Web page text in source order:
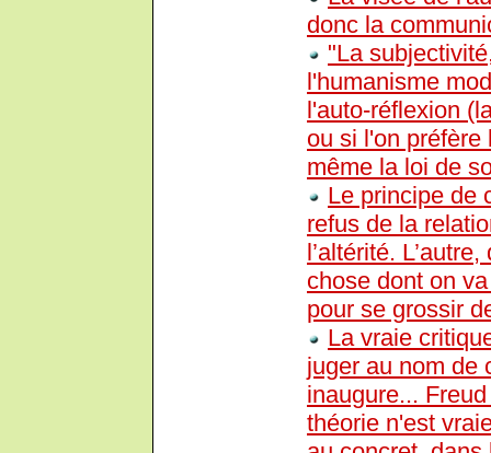
donc la
"La
l'humanisme
l'auto-réflexion
ou si l'on préfère
même la loi de
Le principe de
refus de la
l’altérité.
chose dont on
pour se grossir
La vraie
juger au nom de
inaugure...
théorie n'est